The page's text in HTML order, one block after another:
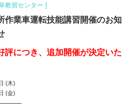
教習センター ]
作業車運転技能講習開催のお知
評につき、追加開催が決定いた
(木)
(金)